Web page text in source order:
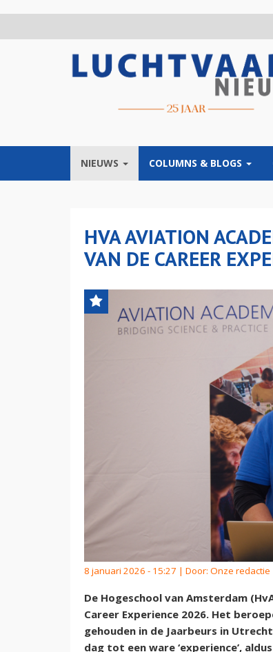
NIEUWS COLUMNS & BLOGS
HVA AVIATION
VAN DE CAREER
8 januari 2026 - 15:27 | Door: Onze redactie
De Hogeschool van Amsterdam
Career Experience 2026. Het
gehouden in de Jaarbeurs in
dag tot een ware ‘experience’,